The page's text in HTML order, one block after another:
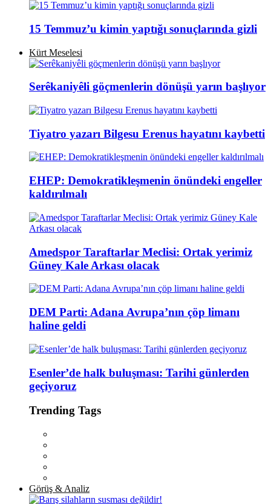
15 Temmuz’u kimin yaptığı sonuçlarında gizli
Kürt Meselesi
Serêkaniyêli göçmenlerin dönüşü yarın başlıyor
Tiyatro yazarı Bilgesu Erenus hayatını kaybetti
EHEP: Demokratikleşmenin önündeki engeller
kaldırılmalı
Amedspor Taraftarlar Meclisi: Ortak yerimiz
Güney Kale Arkası olacak
DEM Parti: Adana Avrupa’nın çöp limanı
haline geldi
Esenler’de halk buluşması: Tarihi günlerden
geçiyoruz
Trending Tags
Görüş & Analiz